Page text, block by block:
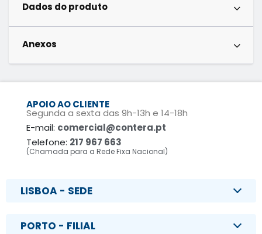
Dados do produto
Anexos
APOIO AO CLIENTE
Segunda a sexta das 9h-13h e 14-18h
E-mail: comercial@contera.pt
Telefone: 217 967 663
(Chamada para a Rede Fixa Nacional)
LISBOA - SEDE
PORTO - FILIAL